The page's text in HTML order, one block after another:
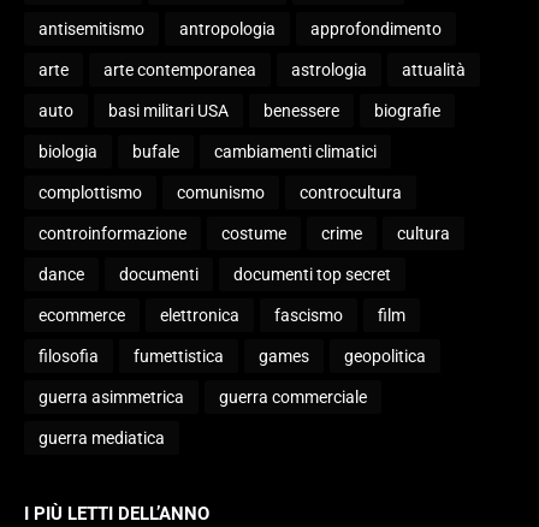
antisemitismo antropologia approfondimento
arte arte contemporanea astrologia attualità
auto basi militari USA benessere biografie
biologia bufale cambiamenti climatici
complottismo comunismo controcultura
controinformazione costume crime cultura
dance documenti documenti top secret
ecommerce elettronica fascismo film
filosofia fumettistica games geopolitica
guerra asimmetrica guerra commerciale
guerra mediatica
I PIÙ LETTI DELL’ANNO